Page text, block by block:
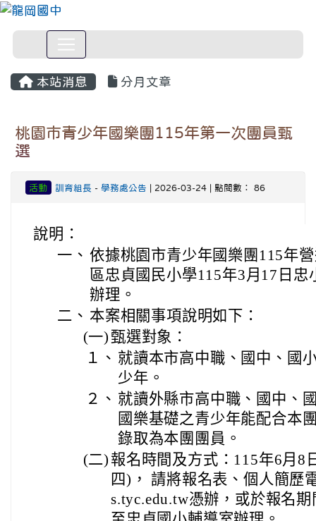
本站消息 分月文章
桃園市青少年國樂團115年第一次團員甄
選
活動 訓育組長 - 學務處公告 | 2026-03-24 | 點閱數： 86
說明：
一、 依據桃園市青少年國樂團115年
區忠貞國民小學115年3月17日忠
辦理。
二、 本案相關事項說明如下：
(一) 甄選對象：
１、 就讀本市高中職、國中、國
少年。
２、 就讀外縣市高中職、國中、
國樂基礎之青少年能配合本
錄取為本團團員。
(二) 報名時間及方式：115年6月8
四)， 請將報名表、個人簡歷
s.tyc.edu.tw憑辦，或於報名